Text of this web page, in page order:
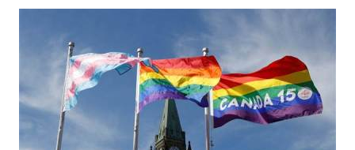
FINALIZAR COMPRA
HOME
LANÇAMENTOS